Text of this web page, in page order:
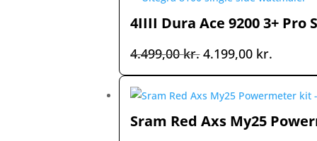
4IIII Dura Ace 9200 3+
4.499,00kr.Den
oprindelige
pris
4.499,00 kr..
4.199,00 kr.
pris
Sram Red Axs My25